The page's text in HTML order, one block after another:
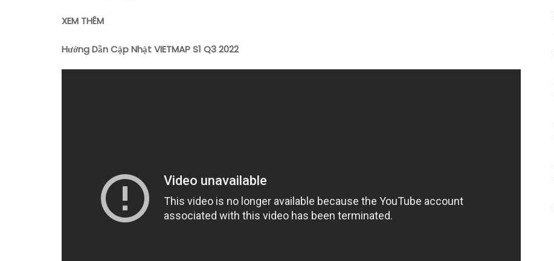
XEM THÊM
Hướng Dẫn Cập Nhật VIETMAP S1 Q3 2022